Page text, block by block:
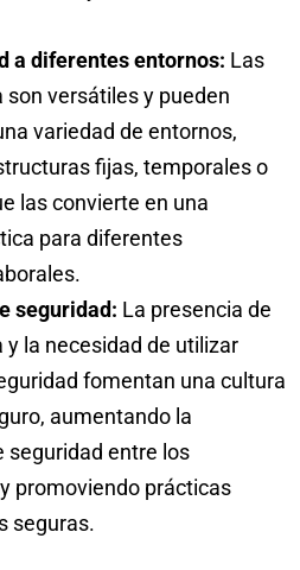
a diferentes entornos: Las
son versátiles y pueden
variedad de entornos,
fijas, temporales o
las convierte en una
para diferentes
seguridad: La presencia de
y la necesidad de utilizar
fomentan una cultura
aumentando la
seguridad entre los
promoviendo prácticas
seguras.